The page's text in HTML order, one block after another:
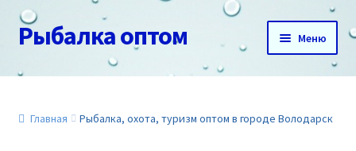
Перейти
к
навигации
Перейти
к
содержимому
Рыбалка оптом Меню
Главная
О нас
Главная Рыбалка, охота, туризм оптом в городе Володарск